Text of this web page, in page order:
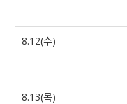
8.12(수)
8.13(목)